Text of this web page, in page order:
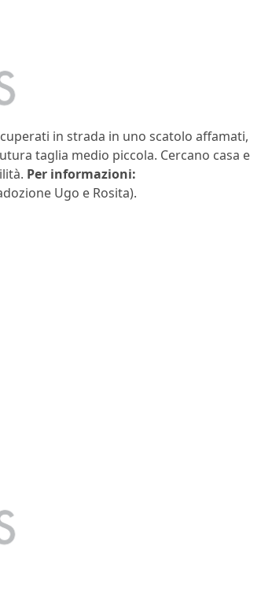
in strada in uno scatolo affamati,
taglia medio piccola. Cercano casa e
Per informazioni:
Ugo e Rosita).